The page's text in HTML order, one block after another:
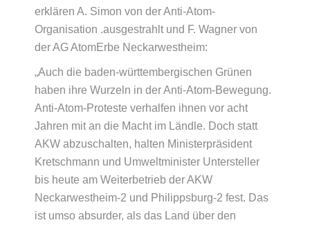
erklären A. Simon von der Anti-Atom-
Organisation .ausgestrahlt und F. Wagner von
der AG AtomErbe Neckarwestheim:
„Auch die baden-württembergischen Grünen
haben ihre Wurzeln in der Anti-Atom-Bewegung.
Anti-Atom-Proteste verhalfen ihnen vor acht
Jahren mit an die Macht im Ländle. Doch statt
AKW abzuschalten, halten Ministerpräsident
Kretschmann und Umweltminister Untersteller
bis heute am Weiterbetrieb der AKW
Neckarwestheim‑2 und Philippsburg‑2 fest. Das
ist umso absurder, als das Land über den